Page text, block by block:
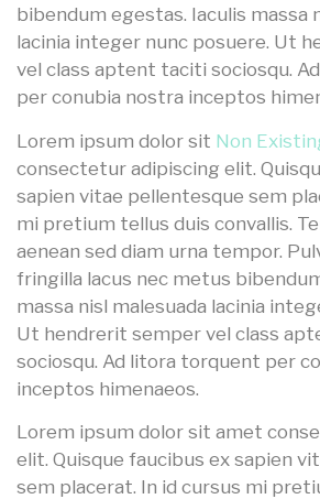
bibendum egestas. Iaculis massa
lacinia integer nunc posuere. Ut
vel class aptent taciti sociosqu.
per conubia nostra inceptos
Lorem ipsum dolor sit Non
consectetur adipiscing elit.
sapien vitae pellentesque sem
mi pretium tellus duis convallis.
aenean sed diam urna tempor.
fringilla lacus nec metus
massa nisl malesuada lacinia
Ut hendrerit semper vel class
sociosqu. Ad litora torquent per
inceptos himenaeos.
Lorem ipsum dolor sit amet
elit. Quisque faucibus ex sapien
sem placerat. In id cursus mi